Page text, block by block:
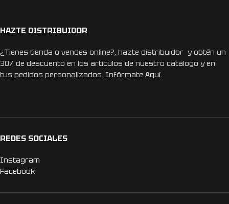
HAZTE DISTRIBUIDOR
¿Tienes tienda o vendes online?, hazte distribuidor y obtén un
30% de descuento en los artículos de nuestro catálogo y en
tus pedidos personalizados. Infórmate Aquí.
REDES SOCIALES
Instagram
Facebook